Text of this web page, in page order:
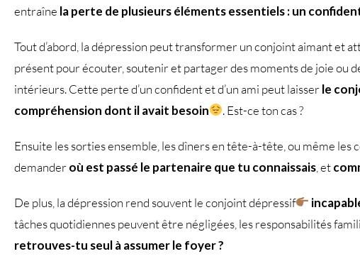
entraîne la perte de plusieurs éléments essentiels : un
Tout d’abord, la dépression peut transformer un conjoint aimant
présent pour écouter, soutenir et partager des moments de joie ou
intérieurs. Cette perte d’un confident et d’un ami peut laisserle
compréhension dont il avait besoin
. Est-ce ton cas ?
Ensuite les sorties ensemble, les dîners en tête-à-tête, ou même
demanderoù est passé le partenaire que tu connaissais , et
De plus, la dépression rend souvent le conjoint dépressif
tâches quotidiennes peuvent être négligées, les responsabilités
retrouves-tu seul à assumer le foyer ?